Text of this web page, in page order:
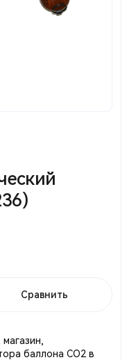
Сравнить
баллона СО2 в